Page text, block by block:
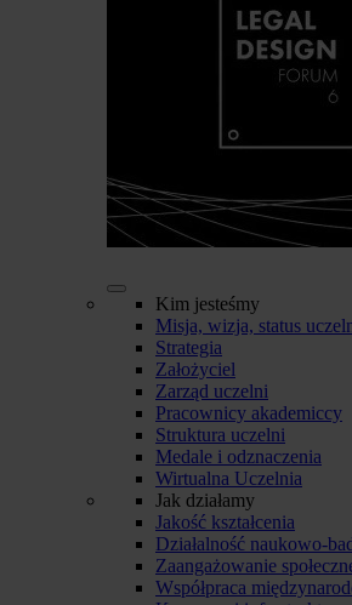
Kim jesteśmy
Misja, wizja, status
Strategia
Założyciel
Zarząd uczelni
Pracownicy akademiccy
Struktura uczelni
Medale i odznaczenia
Wirtualna Uczelnia
Jak działamy
Jakość kształcenia
Działalność naukowo-
Zaangażowanie
Współpraca